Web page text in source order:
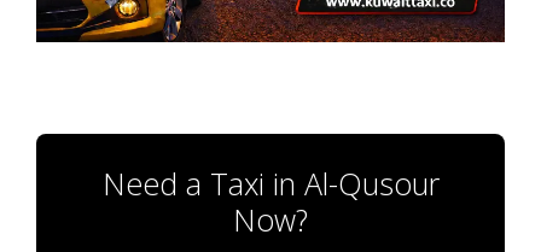
Need a Taxi in Al-Qusour
Now?